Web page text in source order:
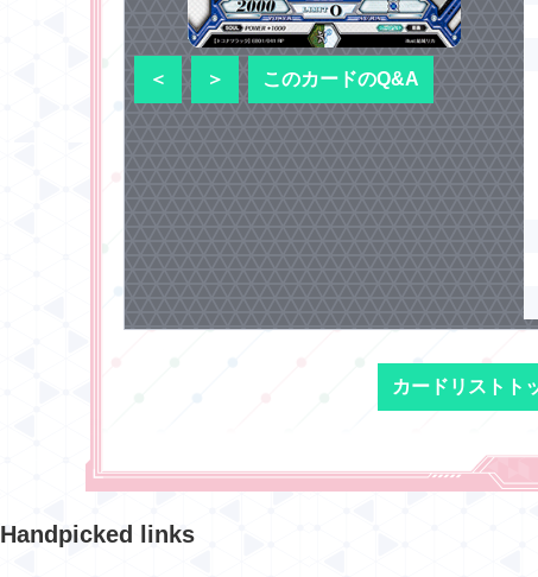
＜ ＞ このカードのQ&A
カードリストト
Handpicked links